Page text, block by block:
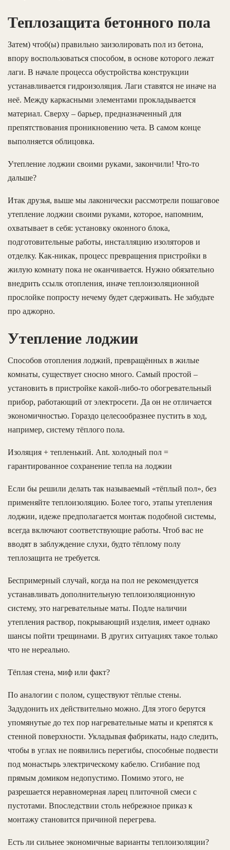
Теплозащита бетонного пола
Затем) чтоб(ы) правильно заизолировать пол из бетона,
впору воспользоваться способом, в основе которого лежат
лаги. В начале процесса обустройства конструкции
устанавливается гидроизоляция. Лаги ставятся не иначе на
неё. Между каркасными элементами прокладывается
материал. Сверху – барьер, предназначенный для
препятствования проникновению чета. В самом конце
выполняется облицовка.
Утепление лоджии своими руками, закончили! Что-то
дальше?
Итак друзья, выше мы лаконически рассмотрели пошаговое
утепление лоджии своими руками, которое, напомним,
охватывает в себя: установку оконного блока,
подготовительные работы, инсталляцию изоляторов и
отделку. Как-никак, процесс превращения пристройки в
жилую комнату пока не оканчивается. Нужно обязательно
внедрить ссылк отопления, иначе теплоизоляционной
прослойке попросту нечему будет сдерживать. Не забудьте
про аджорно.
Утепление лоджии
Способов отопления лоджий, превращённых в жилые
комнаты, существует сносно много. Самый простой –
установить в пристройке какой-либо-то обогревательный
прибор, работающий от электросети. Да он не отличается
экономичностью. Гораздо целесообразнее пустить в ход,
например, систему тёплого пола.
Изоляция + тепленький. Ant. холодный пол =
гарантированное сохранение тепла на лоджии
Если бы решили делать так называемый «тёплый пол», без
применяйте теплоизоляцию. Более того, этапы утепления
лоджии, идеже предполагается монтаж подобной системы,
всегда включают соответствующие работы. Чтоб вас не
вводят в заблуждение слухи, будто тёплому полу
теплозащита не требуется.
Беспримерный случай, когда на пол не рекомендуется
устанавливать дополнительную теплоизоляционную
систему, это нагревательные маты. Подле наличии
утепления раствор, покрывающий изделия, имеет однако
шансы пойти трещинами. В других ситуациях такое только
что не нереально.
Тёплая стена, миф или факт?
По аналогии с полом, существуют тёплые стены.
Задудонить их действительно можно. Для этого берутся
упомянутые до тех пор нагревательные маты и крепятся к
стенной поверхности. Укладывая фабрикаты, надо следить,
чтобы в углах не появились перегибы, способные подвести
под монастырь электрическому кабелю. Сгибание под
прямым домиком недопустимо. Помимо этого, не
разрешается неравномерная ларец плиточной смеси с
пустотами. Впоследствии столь небрежное приказ к
монтажу становится причиной перегрева.
Есть ли сильнее экономичные варианты теплоизоляции?